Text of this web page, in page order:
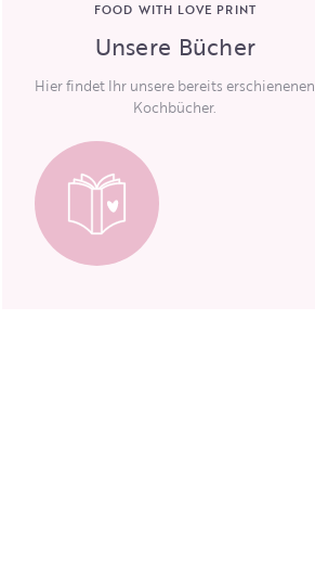
FOOD WITH LOVE PRINT
Unsere Bücher
Hier findet Ihr unsere bereits erschienenen
Kochbücher.